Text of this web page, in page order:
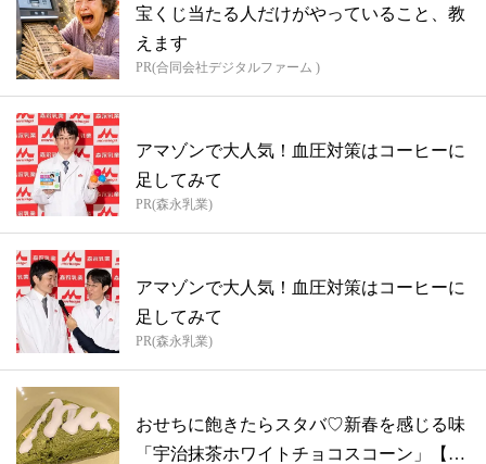
宝くじ当たる人だけがやっていること、教
えます
PR(合同会社デジタルファーム )
アマゾンで大人気！血圧対策はコーヒーに
足してみて
PR(森永乳業)
アマゾンで大人気！血圧対策はコーヒーに
足してみて
PR(森永乳業)
おせちに飽きたらスタバ♡新春を感じる味
「宇治抹茶ホワイトチョコスコーン」【元